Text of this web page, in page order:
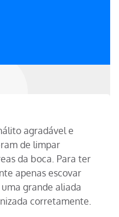
agradável e
de limpar
da boca. Para ter
apenas escovar
grande aliada
corretamente.